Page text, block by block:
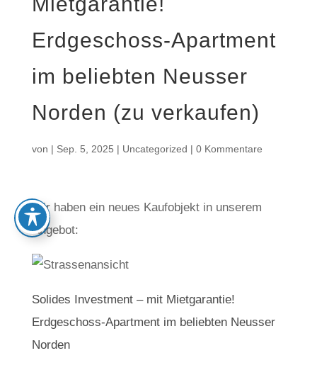
Erdgeschoss-Apartment
im beliebten Neusser
Norden (zu verkaufen)
von | Sep. 5, 2025 | Uncategorized | 0 Kommentare
Wir haben ein neues Kaufobjekt in unserem
Angebot:
Solides Investment – mit Mietgarantie!
Erdgeschoss-Apartment im beliebten Neusser
Norden